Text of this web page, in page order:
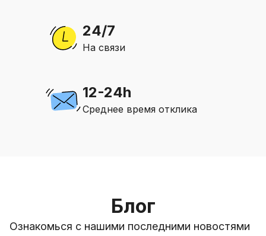
24/7
На связи
12-24h
Среднее время отклика
Блог
Ознакомься с нашими последними новостями